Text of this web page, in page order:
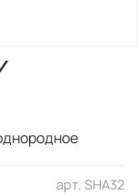
арт. SHA32